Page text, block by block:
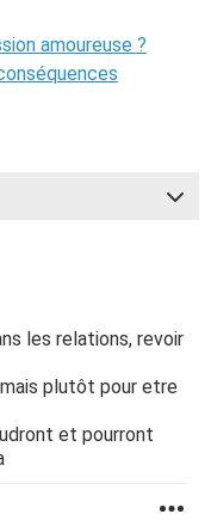
amoureuse ?
les relations, revoir
plutôt pour etre
et pourront